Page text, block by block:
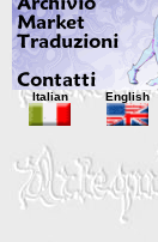
Italian English